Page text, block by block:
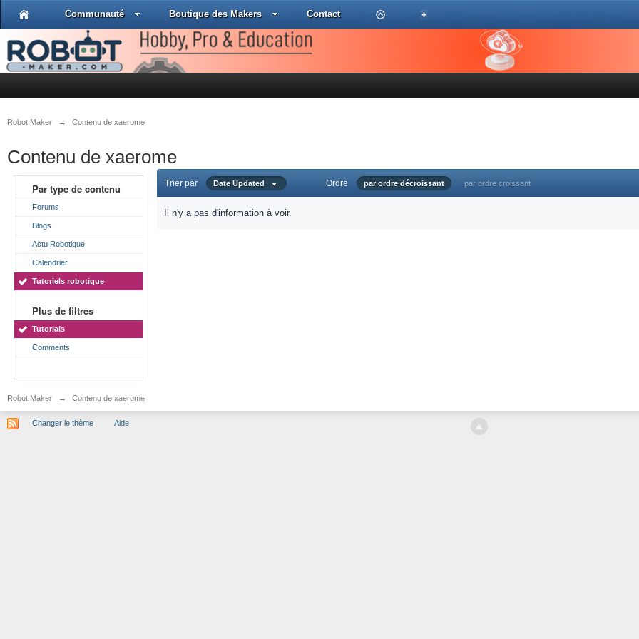
Communauté Boutique des Makers Contact
Robot Maker → Contenu de xaerome
Contenu de xaerome
Par type de contenu
Forums
Blogs
Actu Robotique
Calendrier
Tutoriels robotique
Plus de filtres
Tutorials
Comments
Trier par Date Updated Ordre par ordre décroissant par ordre croissant
Il n'y a pas d'information à voir.
Robot Maker → Contenu de xaerome
Changer le thème Aide